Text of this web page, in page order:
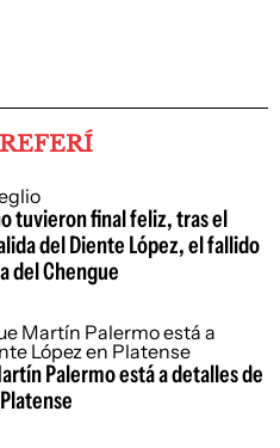
tuvieron final feliz, tras el
del Diente López, el fallido
del Chengue
Palermo está a detalles de